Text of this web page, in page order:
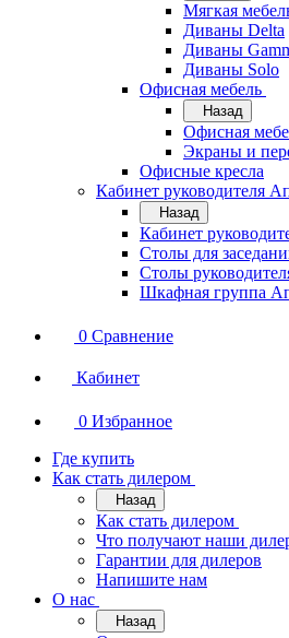
Мягкая
Диваны Delta
Диваны
Диваны Solo
Офисная мебель
Назад
Офисная
Экраны и
Офисные кресла
Кабинет руководителя
Назад
Кабинет
Столы для
Столы
Шкафная группа
0 Сравнение
Кабинет
0 Избранное
Где купить
Как стать дилером
Назад
Как стать дилером
Что получают наши
Гарантии для дилеров
Напишите нам
О нас
Назад